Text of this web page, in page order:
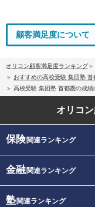
顧客満足度について
オリコン顧客満足度ランキング
おすすめの高校受験 集団塾 首
高校受験 集団塾 首都圏の成
オリコ
保険関連ランキング
金融関連ランキング
塾関連ランキング